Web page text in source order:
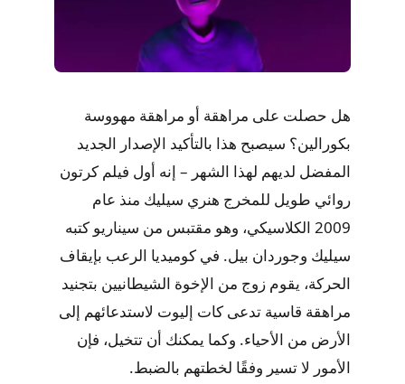
هل حصلت على مراهقة أو مراهقة مهووسة
بكورالين؟ سيصبح هذا بالتأكيد الإصدار الجديد
المفضل لديهم لهذا الشهر – إنه أول فيلم كرتون
روائي طويل للمخرج هنري سيليك منذ عام
2009 الكلاسيكي، وهو مقتبس من سيناريو كتبه
سيليك وجوردان بيل. في كوميديا ​​الرعب بإيقاف
الحركة، يقوم زوج من الإخوة الشيطانيين بتجنيد
مراهقة قاسية تدعى كات إليوت لاستدعائهم إلى
الأرض من الأحياء. وكما يمكنك أن تتخيل، فإن
الأمور لا تسير وفقًا لخطتهم بالضبط.